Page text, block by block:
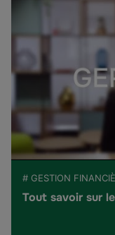
# GESTION
Tout savoir sur